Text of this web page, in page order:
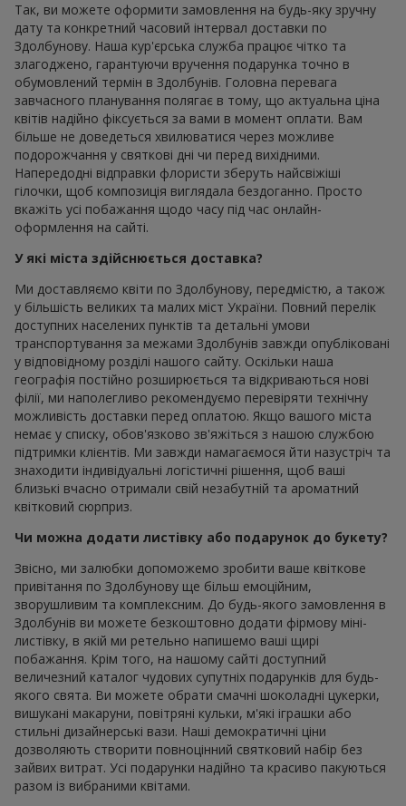
Так, ви можете оформити замовлення на будь-яку зручну
дату та конкретний часовий інтервал доставки по
Здолбунову. Наша кур'єрська служба працює чітко та
злагоджено, гарантуючи вручення подарунка точно в
обумовлений термін в Здолбунів. Головна перевага
завчасного планування полягає в тому, що актуальна ціна
квітів надійно фіксується за вами в момент оплати. Вам
більше не доведеться хвилюватися через можливе
подорожчання у святкові дні чи перед вихідними.
Напередодні відправки флористи зберуть найсвіжіші
гілочки, щоб композиція виглядала бездоганно. Просто
вкажіть усі побажання щодо часу під час онлайн-
оформлення на сайті.
У які міста здійснюється доставка?
Ми доставляємо квіти по Здолбунову, передмістю, а також
у більшість великих та малих міст України. Повний перелік
доступних населених пунктів та детальні умови
транспортування за межами Здолбунів завжди опубліковані
у відповідному розділі нашого сайту. Оскільки наша
географія постійно розширюється та відкриваються нові
філії, ми наполегливо рекомендуємо перевіряти технічну
можливість доставки перед оплатою. Якщо вашого міста
немає у списку, обов'язково зв'яжіться з нашою службою
підтримки клієнтів. Ми завжди намагаємося йти назустріч та
знаходити індивідуальні логістичні рішення, щоб ваші
близькі вчасно отримали свій незабутній та ароматний
квітковий сюрприз.
Чи можна додати листівку або подарунок до букету?
Звісно, ми залюбки допоможемо зробити ваше квіткове
привітання по Здолбунову ще більш емоційним,
зворушливим та комплексним. До будь-якого замовлення в
Здолбунів ви можете безкоштовно додати фірмову міні-
листівку, в якій ми ретельно напишемо ваші щирі
побажання. Крім того, на нашому сайті доступний
величезний каталог чудових супутніх подарунків для будь-
якого свята. Ви можете обрати смачні шоколадні цукерки,
вишукані макаруни, повітряні кульки, м'які іграшки або
стильні дизайнерські вази. Наші демократичні ціни
дозволяють створити повноцінний святковий набір без
зайвих витрат. Усі подарунки надійно та красиво пакуються
разом із вибраними квітами.